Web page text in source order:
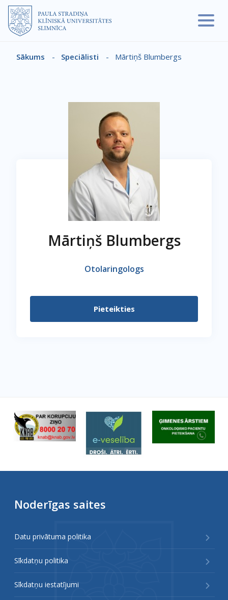
Pārlekt uz galveno saturu
Atpakaļceļš
Sākums - Speciālisti - Mārtiņš Blumbergs
Mārtiņš Blumbergs
Otolaringologs
Pieteikties
Noderīgas saites
Datu privātuma politika
Sīkdatņu politika
Sīkdatņu iestatījumi